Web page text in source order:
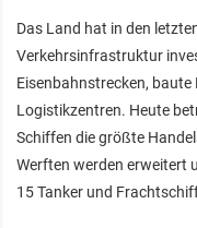
Das Land hat in den
Verkehrsinfrastruktur
Eisenbahnstrecken,
Logistikzentren. Heute
Schiffen die größte
Werften werden erweitert
15 Tanker und